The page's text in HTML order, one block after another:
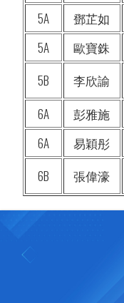
5A
鄧芷如
5A
歐寶銖
5B
李欣諭
6A
彭雅施
6A
易穎彤
6B
張偉濠